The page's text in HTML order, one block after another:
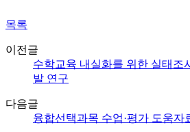
목록
이전글
수학교육 내실화를 위한 실태조
발 연구
다음글
융합선택과목 수업·평가 도움자